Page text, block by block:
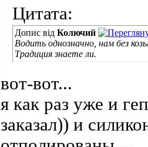
Цитата:
Допис від Колючий
Водить однозначно, нам без
Традиция знаете ли.
вот-вот...
я как раз уже и
заказал)) и